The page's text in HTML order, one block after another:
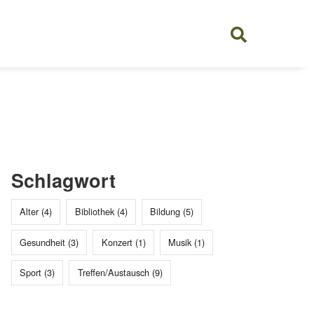
Schlagwort
Alter (4) Bibliothek (4) Bildung (5)
Gesundheit (3) Konzert (1) Musik (1)
Sport (3) Treffen/Austausch (9)